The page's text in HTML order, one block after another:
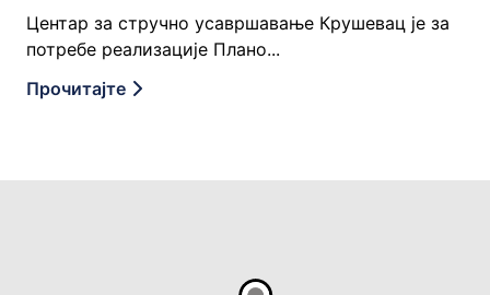
Центар за стручно усавршавање Крушевац је за
потребе реализације Плано...
Прочитајте